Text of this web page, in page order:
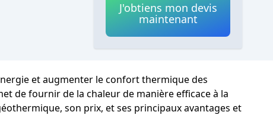
J'obtiens mon devis
maintenant
et augmenter le confort thermique des
de fournir de la chaleur de manière efficace à la
son prix, et ses principaux avantages et